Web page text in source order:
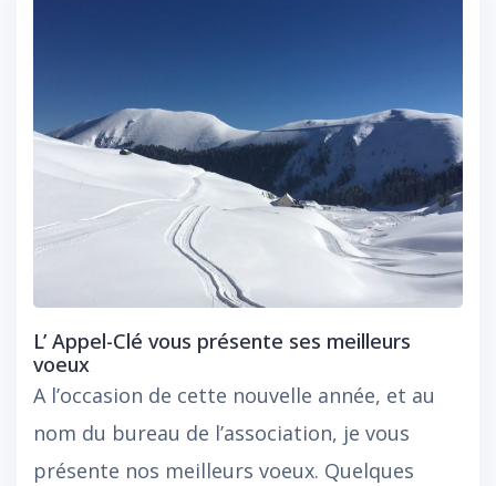
L’ Appel-Clé vous présente ses meilleurs
voeux
A l’occasion de cette nouvelle année, et au
nom du bureau de l’association, je vous
présente nos meilleurs voeux. Quelques